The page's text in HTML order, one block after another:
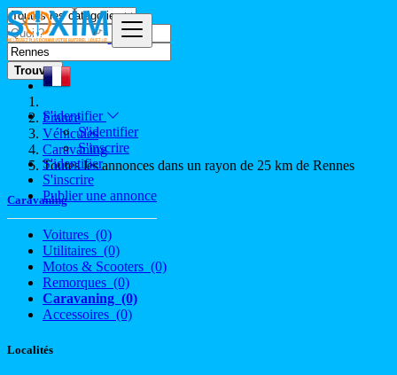
S'identifier
S'identifier
S'inscrire
S'identifier
S'inscrire
Publier une annonce
Trouver
France
Véhicules
Caravaning
Toutes les annonces dans un rayon de 25 km de Rennes
Caravaning
Voitures (0)
Utilitaires (0)
Motos & Scooters (0)
Remorques (0)
Caravaning (0)
Accessoires (0)
Localités